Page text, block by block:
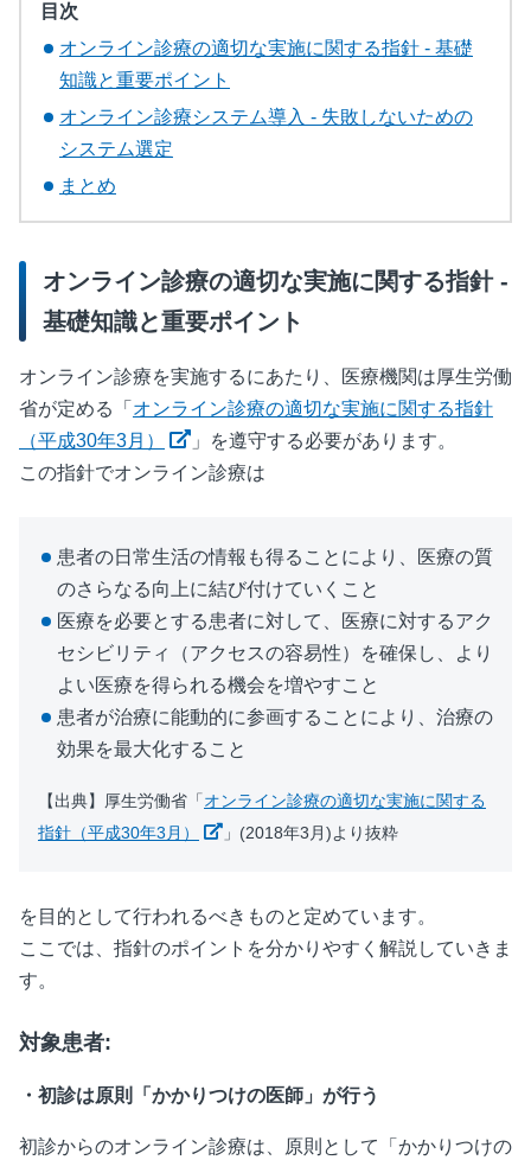
目次
オンライン診療の適切な実施に関する指針 - 基礎
知識と重要ポイント
オンライン診療システム導入 - 失敗しないための
システム選定
まとめ
オンライン診療の適切な実施に関する指針 -
基礎知識と重要ポイント
オンライン診療を実施するにあたり、医療機関は厚生労働
省が定める「 オンライン診療の適切な実施に関する指針
（平成30年3月）
新しいウィンドウで開く
」を遵守する必要があります。
この指針でオンライン診療は
患者の日常生活の情報も得ることにより、医療の質
のさらなる向上に結び付けていくこと
医療を必要とする患者に対して、医療に対するアク
セシビリティ（アクセスの容易性）を確保し、より
よい医療を得られる機会を増やすこと
患者が治療に能動的に参画することにより、治療の
効果を最大化すること
【出典】厚生労働省「オンライン診療の適切な実施に関する
指針（平成30年3月）
新しいウィンドウで開く
」(2018年3月)より抜粋
を目的として行われるべきものと定めています。
ここでは、指針のポイントを分かりやすく解説していきま
す。
対象患者:
・初診は原則「かかりつけの医師」が行う
初診からのオンライン診療は、原則として「かかりつけの